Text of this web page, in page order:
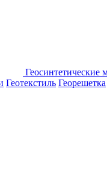
Геосинтетические
Геотекстиль Георешетка